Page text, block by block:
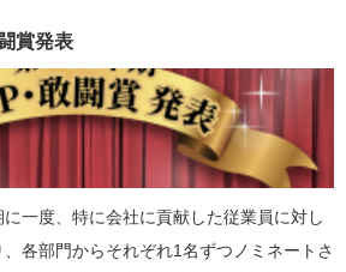
賞発表
一度、特に会社に貢献した従業員に対し
各部門からそれぞれ1名ずつノミネートさ